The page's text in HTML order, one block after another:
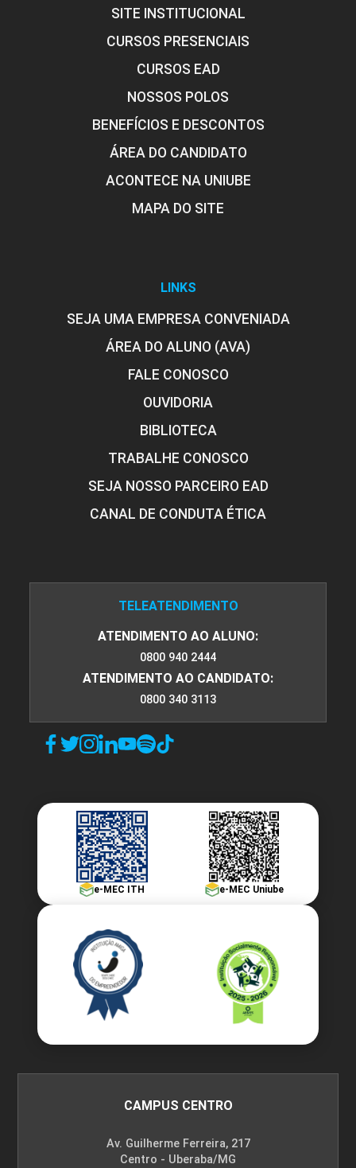
SITE INSTITUCIONAL
CURSOS PRESENCIAIS
CURSOS EAD
NOSSOS POLOS
BENEFÍCIOS E DESCONTOS
ÁREA DO CANDIDATO
ACONTECE NA UNIUBE
MAPA DO SITE
LINKS
SEJA UMA EMPRESA CONVENIADA
ÁREA DO ALUNO (AVA)
FALE CONOSCO
OUVIDORIA
BIBLIOTECA
TRABALHE CONOSCO
SEJA NOSSO PARCEIRO EAD
CANAL DE CONDUTA ÉTICA
TELEATENDIMENTO
ATENDIMENTO AO ALUNO:
0800 940 2444
ATENDIMENTO AO CANDIDATO:
0800 340 3113
e-MEC ITH e-MEC Uniube
CAMPUS CENTRO
Av. Guilherme Ferreira, 217
Centro - Uberaba/MG